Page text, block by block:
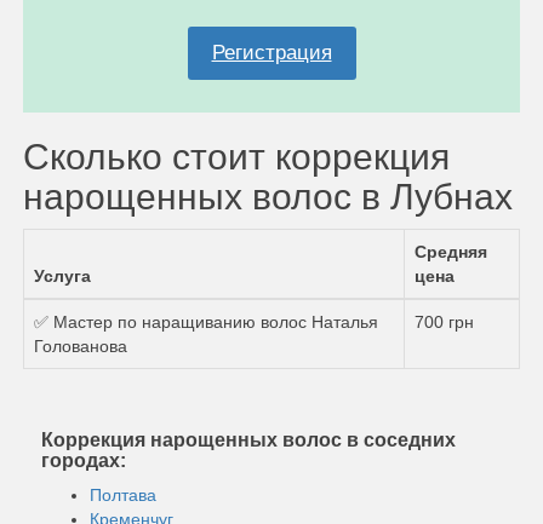
Регистрация
Сколько стоит коррекция
нарощенных волос в Лубнах
Услуга
Средняя
цена
✅ Мастер по наращиванию волос Наталья
Голованова
700 грн
Коррекция нарощенных волос в соседних
городах:
Полтава
Кременчуг